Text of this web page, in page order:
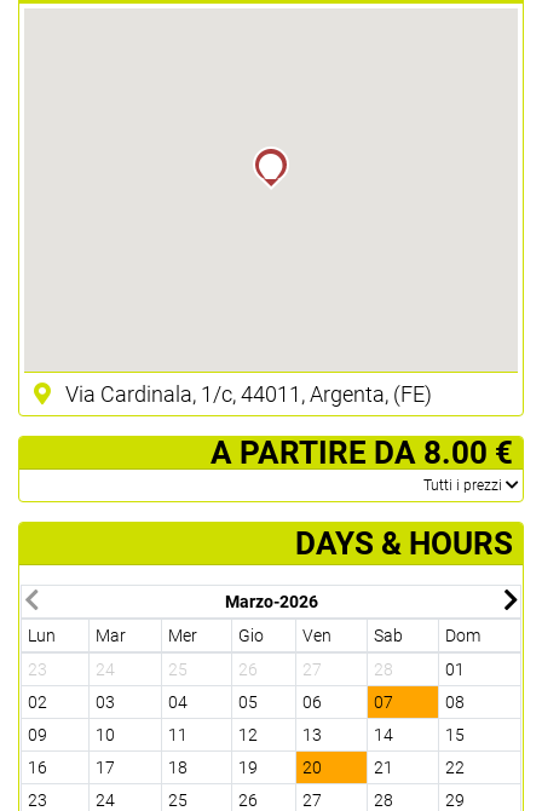
Via Cardinala, 1/c, 44011, Argenta, (FE)
­ A PARTIRE DA 8.00 €
­Tutti i prezzi
DAYS & HOURS
Marzo-2026
Lun
Mar Mer Gio Ven Sab
Dom
23
24 25 26 27 28
01
02
03 04 05 06 07
08
09
10 11 12 13 14
15
16
17 18 19 20 21
22
23
24 25 26 27 28
29